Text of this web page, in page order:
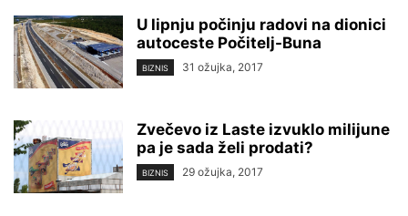
U lipnju počinju radovi na dionici
autoceste Počitelj-Buna
BIZNIS 31 ožujka, 2017
Zvečevo iz Laste izvuklo milijune
pa je sada želi prodati?
BIZNIS 29 ožujka, 2017